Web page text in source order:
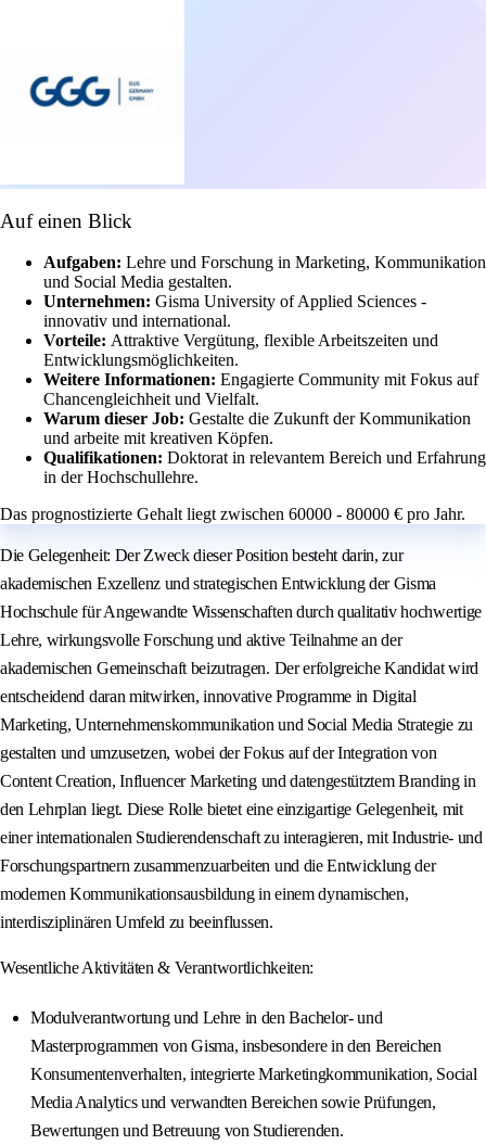
Auf einen Blick
Aufgaben: Lehre und Forschung in Marketing, Kommunikation
und Social Media gestalten.
Unternehmen: Gisma University of Applied Sciences -
innovativ und international.
Vorteile: Attraktive Vergütung, flexible Arbeitszeiten und
Entwicklungsmöglichkeiten.
Weitere Informationen: Engagierte Community mit Fokus auf
Chancengleichheit und Vielfalt.
Warum dieser Job: Gestalte die Zukunft der Kommunikation
und arbeite mit kreativen Köpfen.
Qualifikationen: Doktorat in relevantem Bereich und Erfahrung
in der Hochschullehre.
Das prognostizierte Gehalt liegt zwischen 60000 - 80000 € pro Jahr.
Die Gelegenheit: Der Zweck dieser Position besteht darin, zur
akademischen Exzellenz und strategischen Entwicklung der Gisma
Hochschule für Angewandte Wissenschaften durch qualitativ hochwertige
Lehre, wirkungsvolle Forschung und aktive Teilnahme an der
akademischen Gemeinschaft beizutragen. Der erfolgreiche Kandidat wird
entscheidend daran mitwirken, innovative Programme in Digital
Marketing, Unternehmenskommunikation und Social Media Strategie zu
gestalten und umzusetzen, wobei der Fokus auf der Integration von
Content Creation, Influencer Marketing und datengestütztem Branding in
den Lehrplan liegt. Diese Rolle bietet eine einzigartige Gelegenheit, mit
einer internationalen Studierendenschaft zu interagieren, mit Industrie- und
Forschungspartnern zusammenzuarbeiten und die Entwicklung der
modernen Kommunikationsausbildung in einem dynamischen,
interdisziplinären Umfeld zu beeinflussen.
Wesentliche Aktivitäten & Verantwortlichkeiten:
Modulverantwortung und Lehre in den Bachelor- und
Masterprogrammen von Gisma, insbesondere in den Bereichen
Konsumentenverhalten, integrierte Marketingkommunikation, Social
Media Analytics und verwandten Bereichen sowie Prüfungen,
Bewertungen und Betreuung von Studierenden.